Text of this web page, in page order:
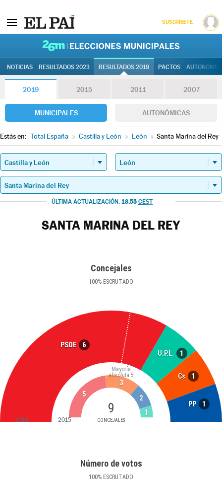
SUSCRÍBETE
NOTICIAS RESULTADOS 2023 RESULTADOS 2019 PACTOS
2019 2015 2011 2007
MUNICIPALES AUTONÓMICAS
Estás en: Total España » Castilla y León » León » Santa Marina del Rey
ÚLTIMA ACTUALIZACIÓN: 18.55 CEST
SANTA MARINA DEL REY
Concejales
100% ESCRUTADO
PSOE 6
U.P.L. 1
Cs 1
PP 1
9
CONCEJALES
Mayoría
absoluta 5
5
3
2
1
2019 2015
Número de votos
100% ESCRUTADO